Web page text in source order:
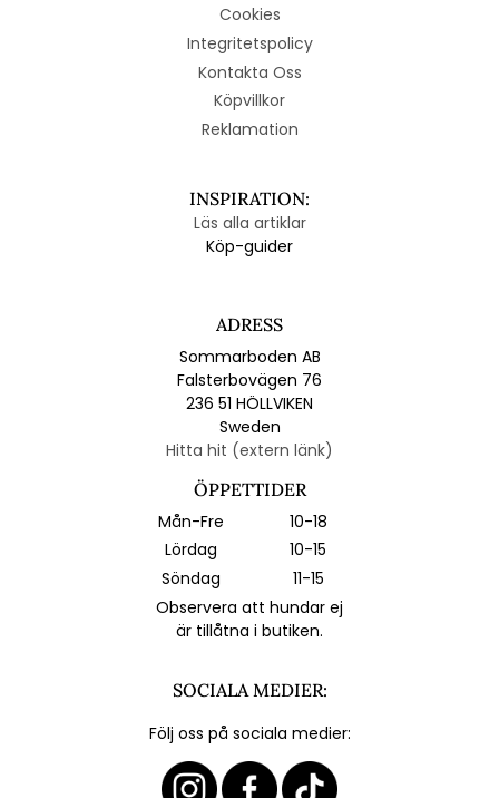
Cookies
Integritetspolicy
Kontakta Oss
Köpvillkor
Reklamation
INSPIRATION:
Läs alla artiklar
Köp-guider
ADRESS
Sommarboden AB
Falsterbovägen 76
236 51 HÖLLVIKEN
Sweden
Hitta hit (extern länk)
ÖPPETTIDER
Mån-Fre
10-18
Lördag
10-15
Söndag
11-15
Observera att hundar ej
är tillåtna i butiken.
SOCIALA MEDIER:
Följ oss på sociala medier: